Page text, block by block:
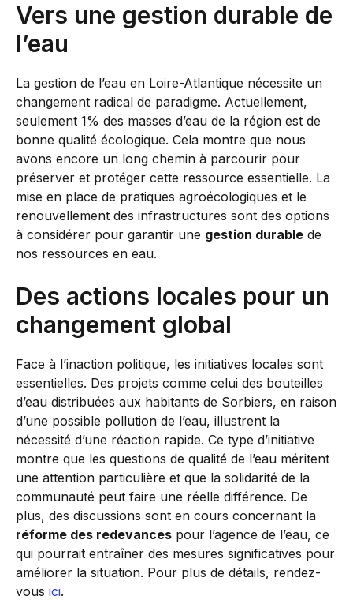
Vers une gestion durable de
l’eau
La gestion de l’eau en Loire-Atlantique nécessite un
changement radical de paradigme. Actuellement,
seulement 1% des masses d’eau de la région est de
bonne qualité écologique. Cela montre que nous
avons encore un long chemin à parcourir pour
préserver et protéger cette ressource essentielle. La
mise en place de pratiques agroécologiques et le
renouvellement des infrastructures sont des options
à considérer pour garantir une gestion durable de
nos ressources en eau.
Des actions locales pour un
changement global
Face à l’inaction politique, les initiatives locales sont
essentielles. Des projets comme celui des bouteilles
d’eau distribuées aux habitants de Sorbiers, en raison
d’une possible pollution de l’eau, illustrent la
nécessité d’une réaction rapide. Ce type d’initiative
montre que les questions de qualité de l’eau méritent
une attention particulière et que la solidarité de la
communauté peut faire une réelle différence. De
plus, des discussions sont en cours concernant la
réforme des redevances pour l’agence de l’eau, ce
qui pourrait entraîner des mesures significatives pour
améliorer la situation. Pour plus de détails, rendez-
vous ici.